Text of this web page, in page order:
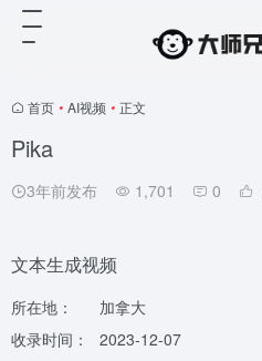
首页 • AI视频 • 正文
Pika
3年前发布 1,701 0
文本生成视频
所在地：
加拿大
收录时间：
2023-12-07